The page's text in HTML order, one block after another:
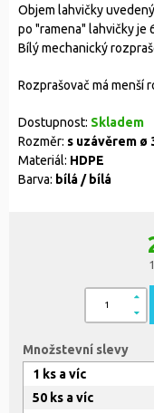
Objem lahvičky
po "ramena" lahvičky je
Bílý mechanický
Rozprašovač má menší
Dostupnost: Skladem
Rozměr: s uzávěrem ø
Materiál: HDPE
Barva: bílá / bílá
Množstevní slevy
1 ks a víc
50 ks a víc